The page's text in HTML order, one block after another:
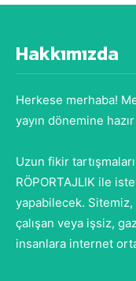
Hakkımızda
Herkese merhaba!
yayın dönemine hazır
Uzun fikir
RÖPORTAJLIK ile
yapabilecek.
çalışan veya işsiz,
insanlara internet